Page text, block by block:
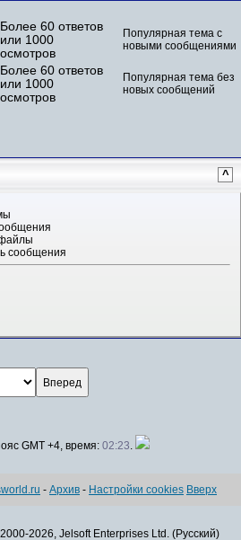
Популярная тема с
новыми сообщениями
Популярная тема без
новых сообщений
^
сообщения
GMT +4, время: 02:23.
- Архив - Настройки cookies Вверх
2026, Jelsoft Enterprises Ltd. (Русский)